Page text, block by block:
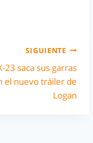
SIGUIENTE
23 saca sus garras
el nuevo tráiler de
Logan